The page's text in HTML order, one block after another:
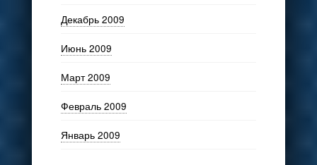
Декабрь 2009
Июнь 2009
Март 2009
Февраль 2009
Январь 2009